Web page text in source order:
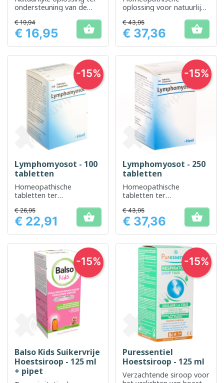
ondersteuning van de
verbetering van het
algehele welzijn.
Prijs
€ 19,94
€ 16,95 
oplossing voor natuurlijke
ontstekingssymptomen
Prijs
€ 43,95
€ 37,36 
Lymphomyosot - 100
tabletten
Homeopathische
tabletten ter
lymfestelsel
Prijs
€ 26,95
€ 22,91 
-15%
Lymphomyosot - 250
tabletten
Homeopathische
tabletten ter
lymfestelsel
Prijs
€ 43,95
€ 37,36 
-15%
Balso Kids Suikervrije
Hoestsiroop - 125 ml
+ pipet
-15%
Puressentiel
Hoestsiroop - 125 ml
Verzachtende siroop voor
-15%